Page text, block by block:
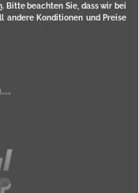
. Bitte beachten Sie, dass wir bei
andere Konditionen und Preise